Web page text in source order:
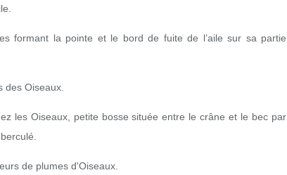
formant la pointe et le bord de fuite de l’aile sur sa partie
des Oiseaux.
les Oiseaux, petite bosse située entre le crâne et le bec par
de plumes d'Oiseaux.